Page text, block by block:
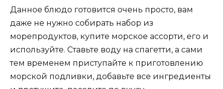
Данное блюдо готовится очень просто, вам
даже не нужно собирать набор из
морепродуктов, купите морское ассорти, его и
используйте. Ставьте воду на спагетти, а сами
тем временем приступайте к приготовлению
морской подливки, добавьте все ингредиенты